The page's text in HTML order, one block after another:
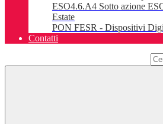
ESO4.6.A4 Sotto azione
Estate
PON FESR - Dispositivi
Contatti